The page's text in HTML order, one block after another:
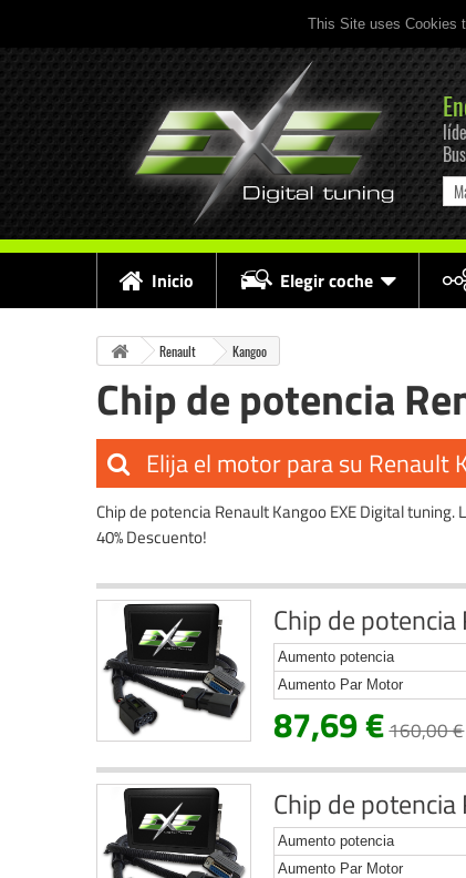
This Site uses Cookies
Inicio Elegir coche
Renault Kangoo
Chip de potencia
Elija el motor para su Renault
Chip de potencia Renault Kangoo EXE Digital
40% Descuento!
Chip de
Aumento potencia
Aumento Par Motor
87,69 €160,00 €
Chip de
Aumento potencia
Aumento Par Motor